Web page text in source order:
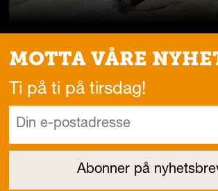
MOTTA VÅRE
Ti på ti på tirsdag!